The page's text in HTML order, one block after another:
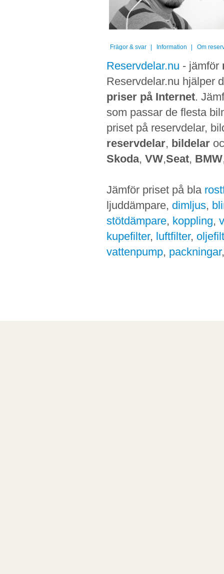
Frågor & svar Information Om
Reservdelar.nu - jämför
Reservdelar.nu hjälper
priser på Internet.
som passar de flesta
priset på reservdelar,
reservdelar, bildelar
Skoda, VW,Seat, BMW
Jämför priset på bla
ljuddämpare, dimljus,
stötdämpare, koppling,
kupefilter, luftfilter,
vattenpump, packningar